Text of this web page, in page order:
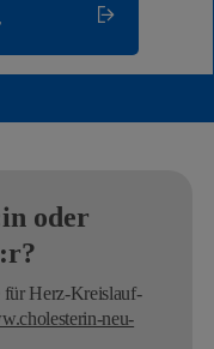
oder
für Herz-Kreislauf-
neu-